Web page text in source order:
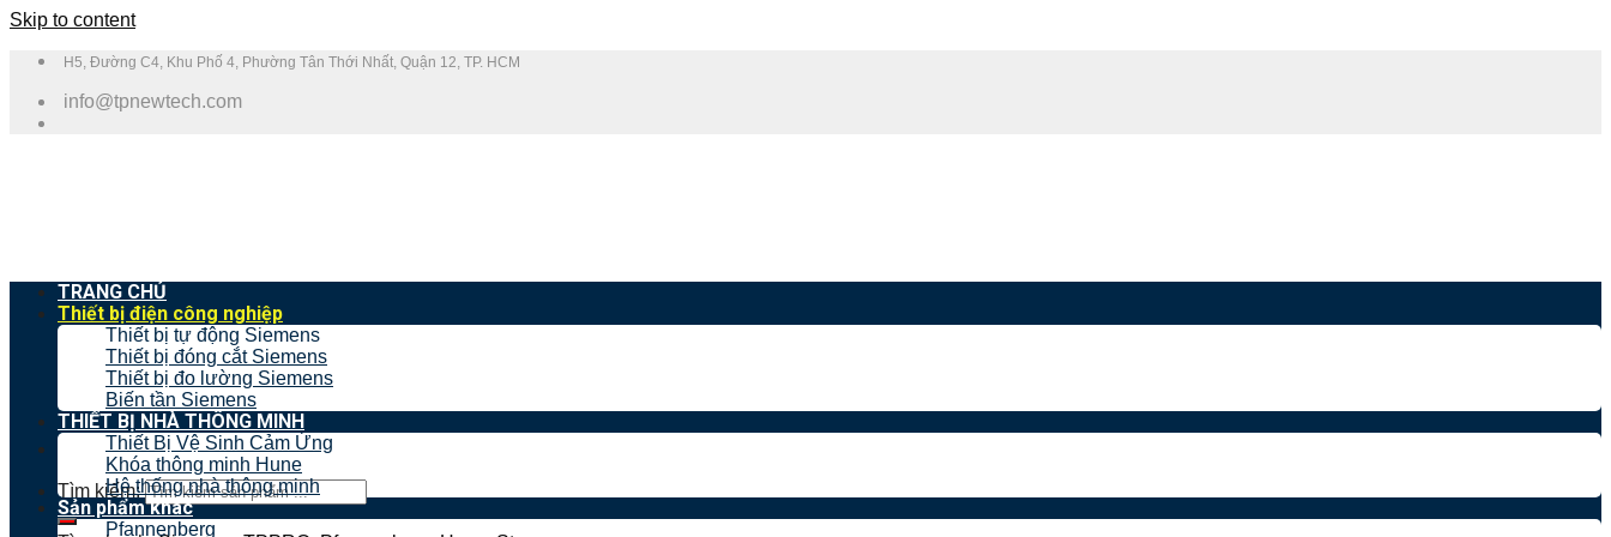
Skip to content
H5, Đường C4, Khu Phố 4, Phường Tân Thới Nhất, Quận 12, TP. HCM
info@tpnewtech.com
Tìm kiếm:
TRANG CHỦ
Thiết bị điện công nghiệp
Thiết bị tự động Siemens
Thiết bị đóng cắt Siemens
Thiết bị đo lường Siemens
Biến tần Siemens
THIẾT BỊ NHÀ THÔNG MINH
Thiết Bị Vệ Sinh Cảm Ứng
Khóa thông minh Hune
Hệ thống nhà thông minh
Sản phẩm khác
Pfannenberg